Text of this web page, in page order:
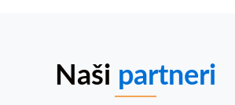
Naši partneri